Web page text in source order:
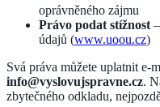
oprávněného zájmu
Právo podat stížnost—
údajů (www.uoou.cz)
Svá práva můžete uplatnit e-
info@vyslovujspravne.cz.
zbytečného odkladu,